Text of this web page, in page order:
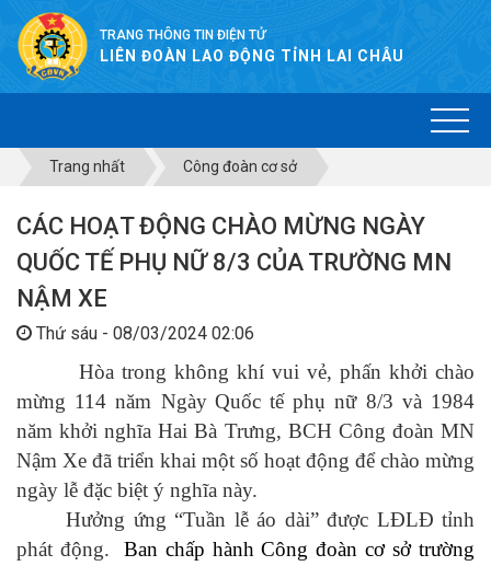
TRANG THÔNG TIN ĐIỆN TỬ
LIÊN ĐOÀN LAO ĐỘNG TỈNH LAI CHÂU
Trang nhất Công đoàn cơ sở
CÁC HOẠT ĐỘNG CHÀO MỪNG NGÀY
QUỐC TẾ PHỤ NỮ 8/3 CỦA TRƯỜNG MN
NẬM XE
Thứ sáu - 08/03/2024 02:06
Hòa trong không khí vui vẻ, phấn khởi chào
mừng 114 năm Ngày Quốc tế phụ nữ 8/3 và 1984
năm khởi nghĩa Hai Bà Trưng, BCH Công đoàn MN
Nậm Xe đã triển khai một số hoạt động để chào mừng
ngày lễ đặc biệt ý nghĩa này.
Hưởng ứng “Tuần lễ áo dài” được LĐLĐ tỉnh
phát động.
Ban chấp hành Công đoàn cơ sở trường